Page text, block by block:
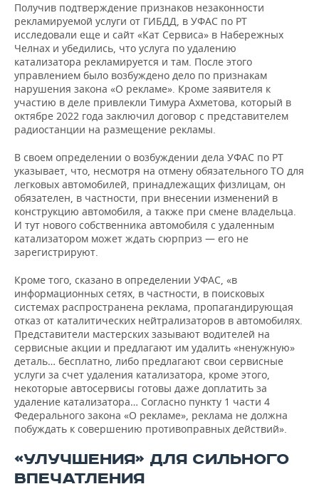
Получив подтверждение признаков незаконности
рекламируемой услуги от ГИБДД, в УФАС по РТ
исследовали еще и сайт «Кат Сервиса» в Набережных
Челнах и убедились, что услуга по удалению
катализатора рекламируется и там. После этого
управлением было возбуждено дело по признакам
нарушения закона «О рекламе». Кроме заявителя к
участию в деле привлекли Тимура Ахметова, который в
октябре 2022 года заключил договор с представителем
радиостанции на размещение рекламы.
В своем определении о возбуждении дела УФАС по РТ
указывает, что, несмотря на отмену обязательного ТО для
легковых автомобилей, принадлежащих физлицам, он
обязателен, в частности, при внесении изменений в
конструкцию автомобиля, а также при смене владельца.
И тут нового собственника автомобиля с удаленным
катализатором может ждать сюрприз — его не
зарегистрируют.
Кроме того, сказано в определении УФАС, «в
информационных сетях, в частности, в поисковых
системах распространена реклама, пропагандирующая
отказ от каталитических нейтрализаторов в автомобилях.
Представители мастерских зазывают водителей на
сервисные акции и предлагают им удалить «ненужную»
деталь… бесплатно, либо предлагают свои сервисные
услуги за счет удаления катализатора, кроме этого,
некоторые автосервисы готовы даже доплатить за
удаление катализатора… Согласно пункту 1 части 4
Федерального закона «О рекламе», реклама не должна
побуждать к совершению противоправных действий».
«УЛУЧШЕНИЯ» ДЛЯ СИЛЬНОГО
ВПЕЧАТЛЕНИЯ